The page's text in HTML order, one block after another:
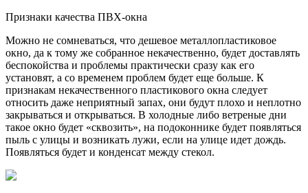
Признаки качества ПВХ-окна
Можно не сомневаться, что дешевое металлопластиковое
окно, да к тому же собранное некачественно, будет доставлять
беспокойства и проблемы практически сразу как его
установят, а со временем проблем будет еще больше. К
признакам некачественного пластикового окна следует
относить даже неприятный запах, они будут плохо и неплотно
закрываться и открываться. В холодные либо ветреные дни
такое окно будет «сквозить», на подоконнике будет появляться
пыль с улицы и возникать лужи, если на улице идет дождь.
Появляться будет и конденсат между стекол.